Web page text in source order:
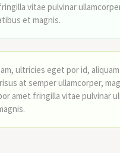
vitae pulvinar
et magnis.
ultricies eget por id,
at semper ullamcorper,
amet fringilla vitae pulvinar